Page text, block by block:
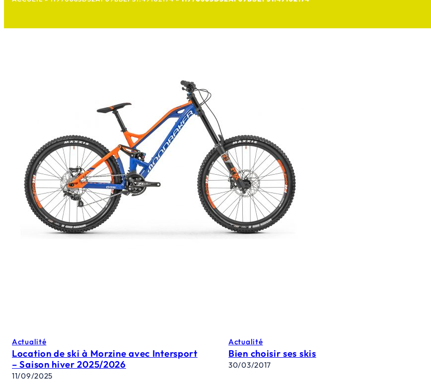
Actualité
Location de ski à Morzine avec Intersport
– Saison hiver 2025/2026
11/09/2025
Actualité
Bien choisir ses skis
30/03/2017